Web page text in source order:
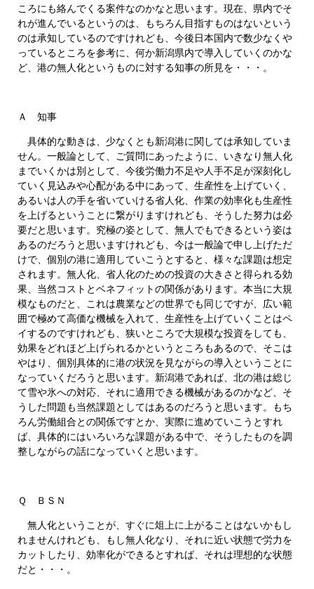
ころにも絡んでくる案件なのかなと思います。現在、県内でそ
れが進んでいるというのは、もちろん目指すものはないという
のは承知しているのですけれども、今後日本国内で数少なくや
っているところを参考に、何か新潟県内で導入していくのかな
ど、港の無人化というものに対する知事の所見を・・・。
Ａ 知事
具体的な動きは、少なくとも新潟港に関しては承知していま
せん。一般論として、ご質問にあったように、いきなり無人化
までいくかは別として、今後労働力不足や人手不足が深刻化し
ていく見込みや心配がある中にあって、生産性を上げていく、
あるいは人の手を省いていける省人化、作業の効率化も生産性
を上げるということに繋がりますけれども、そうした努力は必
要だと思います。究極の姿として、無人でもできるという姿は
あるのだろうと思いますけれども、今は一般論で申し上げただ
けで、個別の港に適用していこうとすると、様々な課題は想定
されます。無人化、省人化のための投資の大きさと得られる効
果、当然コストとベネフィットの関係があります。本当に大規
模なものだと、これは農業などの世界でも同じですが、広い範
囲で極めて高価な機械を入れて、生産性を上げていくことはペ
イするのですけれども、狭いところで大規模な投資をしても、
効果をどれほど上げられるかというところもあるので、そこは
やはり、個別具体的に港の状況を見ながらの導入ということに
なっていくだろうと思います。新潟港であれば、北の港は総じ
て雪や氷への対応、それに適用できる機械があるのかなど、そ
うした問題も当然課題としてはあるのだろうと思います。もち
ろん労働組合との関係ですとか、実際に進めていこうとすれ
ば、具体的にはいろいろな課題がある中で、そうしたものを調
整しながらの話になっていくと思います。
Ｑ ＢＳＮ
無人化ということが、すぐに俎上に上がることはないかもし
れませんけれども、もし無人化なり、それに近い状態で労力を
カットしたり、効率化ができるとすれば、それは理想的な状態
だと・・・。